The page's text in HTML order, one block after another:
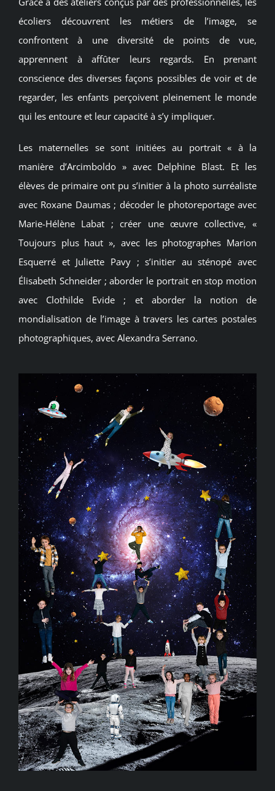
écoliers découvrent les métiers de l’image, se
confrontent à une diversité de points de vue,
apprennent à affûter leurs regards. En prenant
conscience des diverses façons possibles de voir et de
regarder, les enfants perçoivent pleinement le monde
qui les entoure et leur capacité à s’y impliquer.
Les maternelles se sont initiées au portrait « à la
manière d’Arcimboldo » avec Delphine Blast. Et les
élèves de primaire ont pu s’initier à la photo surréaliste
avec Roxane Daumas ; décoder le photoreportage avec
Marie-Hélène Labat ; créer une œuvre collective, «
Toujours plus haut », avec les photographes Marion
Esquerré et Juliette Pavy ; s’initier au sténopé avec
Élisabeth Schneider ; aborder le portrait en stop motion
avec Clothilde Evide ; et aborder la notion de
mondialisation de l’image à travers les cartes postales
photographiques, avec Alexandra Serrano.